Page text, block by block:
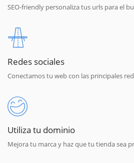
SEO-friendly personaliza tus urls para el
Redes sociales
Conectamos tu web con las principales
Utiliza tu dominio
Mejora tu marca y haz que tu tienda sea